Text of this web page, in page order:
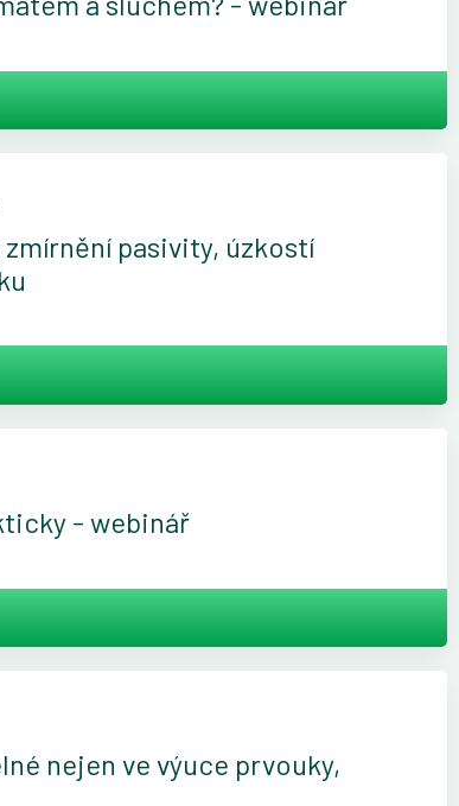
pasivity, úzkostí
- webinář
nejen ve výuce prvouky,